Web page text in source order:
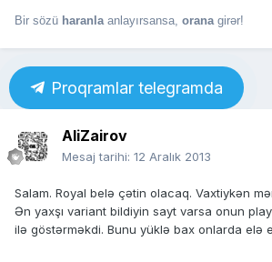
Bir sözü haranla anlayırsansa, orana girər!
Proqramlar telegramda
AliZairov
Mesaj tarihi: 12 Aralık 2013
Salam. Royal belə çətin olacaq. Vaxtiykən
Ən yaxşı variant bildiyin sayt varsa onun
ilə göstərməkdi. Bunu yüklə bax onlarda elə